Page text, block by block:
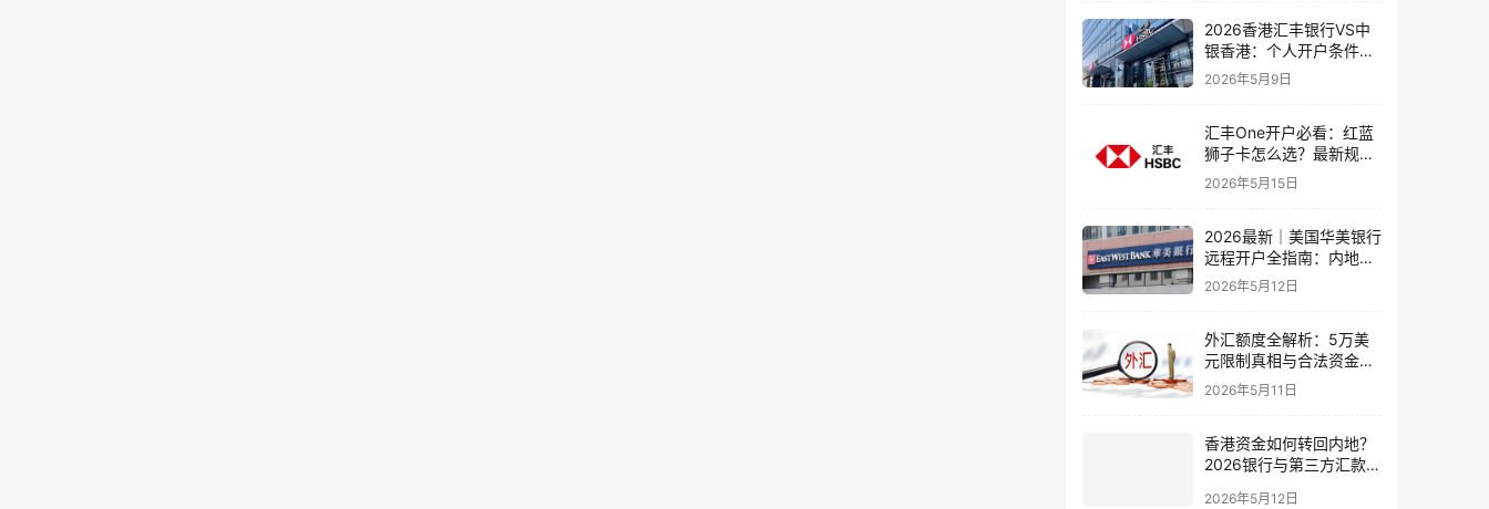
2026香港汇丰银行VS中
银香港：个人开户条件、
费用、下户速度全方位对
2026年5月9日
汇丰One开户必看：红蓝
狮子卡怎么选？最新规则
+补办攻略+5个避坑指南
2026年5月15日
2026最新｜美国华美银行
远程开户全指南：内地居
民足不出户办理美股与跨
2026年5月12日
外汇额度全解析：5万美
元限制真相与合法资金出
境通道
2026年5月11日
香港资金如何转回内地？
2026银行与第三方汇款全
2026年5月12日